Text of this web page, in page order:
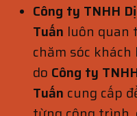
Công ty TNHH
Tuấn luôn quan
chăm sóc
do Công ty
Tuấn cung cấp